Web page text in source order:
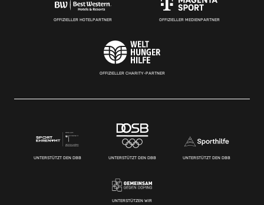
OFFIZIELLER HOTELPARTNER OFFIZIELLER MEDIENPARTNER
OFFIZIELLER CHARITY-PARTNER
UNTERSTÜTZT DEN DBB UNTERSTÜTZT DEN DBB UNTERSTÜTZT DEN DBB
UNTERSTÜTZEN WIR